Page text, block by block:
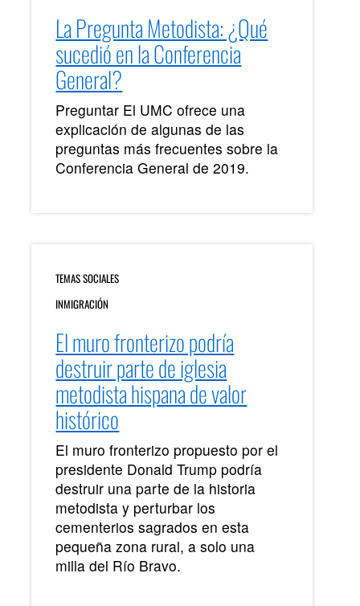
La Pregunta Metodista: ¿Qué
sucedió en la Conferencia
General?
Preguntar El UMC ofrece una
explicación de algunas de las
preguntas más frecuentes sobre la
Conferencia General de 2019.
TEMAS SOCIALES
INMIGRACIÓN
El muro fronterizo podría
destruir parte de iglesia
metodista hispana de valor
histórico
El muro fronterizo propuesto por el
presidente Donald Trump podría
destruir una parte de la historia
metodista y perturbar los
cementerios sagrados en esta
pequeña zona rural, a solo una
milla del Río Bravo.